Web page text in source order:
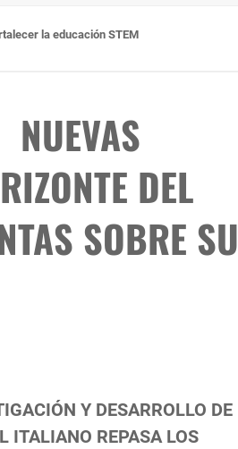
la educación STEM
DEL
SOBRE SU
Y DESARROLLO DE
ITALIANO REPASA LOS